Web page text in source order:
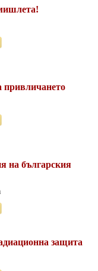
привличането
на българския
защита